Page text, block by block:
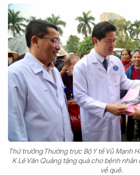
Thứ trưởng Thường trực Bộ Y tế Vũ Mạnh
K Lê Văn Quảng tặng quà cho bệnh
về quê.